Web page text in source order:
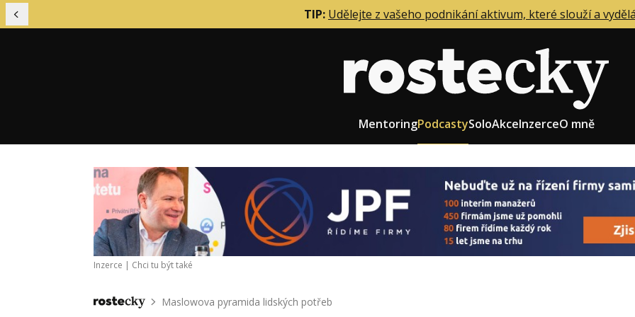
Předchozí TIP: Udělejte z vašeho podnikání aktivum, které slouží a
MentoringPodcastySoloAkceInzerceO mně
Financování podniku
Finanční řízení firmy
Firemní kultura
Firemní procesy
Marketing firmy
Nábor zaměstnanců
Obchod a prodej
Role zakladatele/CEO
Růst firmy
Inzerce | Chci tu být také
Domů Maslowova pyramida lidských potřeb